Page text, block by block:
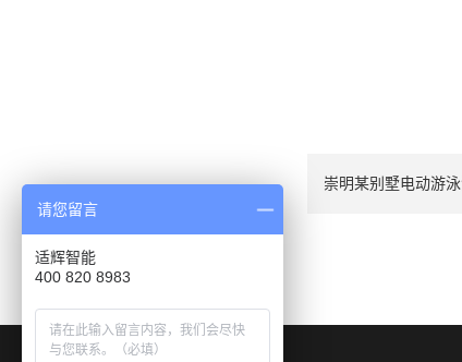
请您留言
适辉智能
400 820 8983